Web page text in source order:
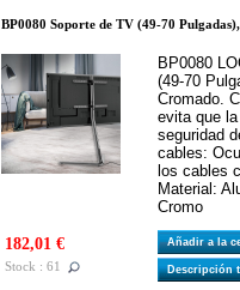
BP0080 Soporte de TV (49-70
BP0080
(49-70
Cromado.
evita que
seguridad
cables:
los cables
Material:
Cromo
182,01 €
Stock : 61
Añadir a la
Descripción